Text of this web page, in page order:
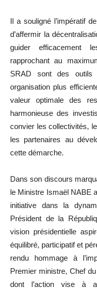
Il a souligné l’impératif
d’affermir la
guider efficacement
rapprochant au
SRAD sont des outils
organisation plus
valeur optimale des
harmonieuse des
convier les collectivités,
les partenaires au
cette démarche.
Dans son discours
le Ministre Ismaël NABE
initiative dans la
Président de la
vision présidentielle
équilibré, participatif et
rendu hommage à
Premier ministre, Chef
dont l’action vise à